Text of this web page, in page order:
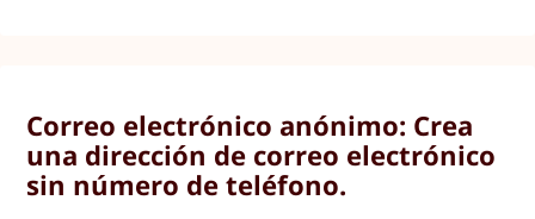
Correo electrónico anónimo: Crea
una dirección de correo electrónico
sin número de teléfono.